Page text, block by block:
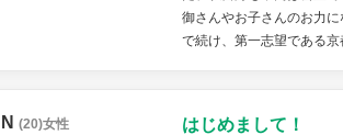
御さんやお子さんのお力
で続け、第一志望である
N (20)女性 はじめまして！